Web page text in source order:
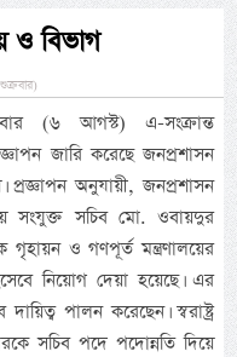
ও বিভাগ
(৬ আগস্ট) এ-সংক্রান্ত
জারি করেছে জনপ্রশাসন
প্রজ্ঞাপন অনুযায়ী, জনপ্রশাসন
সংযুক্ত সচিব মো. ওবায়দুর
গৃহায়ন ও গণপূর্ত মন্ত্রণালয়ের
নিয়োগ দেয়া হয়েছে। এর
পালন করেছেন। স্বরাষ্ট্র
সচিব পদে পদোন্নতি দিয়ে